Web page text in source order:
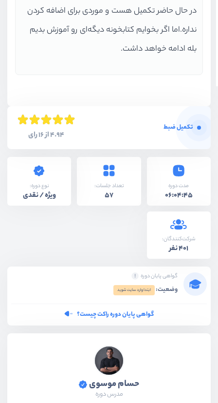
در حال حاضر تکمیل هست و موردی برای اضافه کردن
نداره.اما اگر بخوایم کتابخونه دیگه‌ای رو آموزش بدیم
بله ادامه خواهد داشت.
تکمیل ضبط
4.94 از 16 رای
مدت دوره
06:04:45
تعداد جلسات:
57
نوع دوره:
ویژه / نقدی
شرکت‌کنندگان:
401 نفر
گواهی پایان دوره
وضعیت: ابتدا وارد سایت شوید
گواهی پایان دوره راکت چیست؟
حسام موسوی
مدرس دوره